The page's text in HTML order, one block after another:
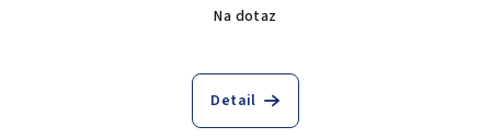
Na dotaz
Detail